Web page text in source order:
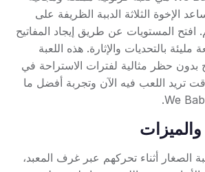
الإخوة الثلاثة الدببة الظريفة على
افتح المستويات عن طريق إيجاد المفاتيح
مليئة بالتحديات والإثارة. هذه اللعبة
بدون حظر مثالية لفترات الاستراحة في
تريد اللعب فيه الآن وتجربة أفضل ما
الصغار أثناء تحركهم عبر غرف المعبد،